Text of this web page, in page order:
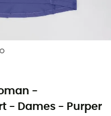
-
- Dames - Purper